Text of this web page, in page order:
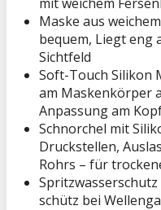
Maske aus
bequem, Liegt eng
Sichtfeld
Soft-Touch Silikon
am Maskenkörper
Anpassung am
Schnorchel mit
Druckstellen,
Rohrs – für
Spritzwasserschutz
schütz bei